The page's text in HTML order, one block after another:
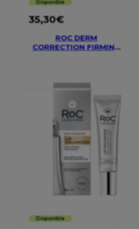
Disponible
35,30€
ROC DERM
CORRECTION FIRMING
Disponible